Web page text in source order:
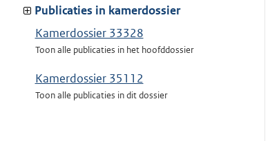
van:
Publicaties in kamerdossier
Kamerdossier 33328
Toon alle publicaties in het hoofddossier
Kamerdossier 35112
Toon alle publicaties in dit dossier